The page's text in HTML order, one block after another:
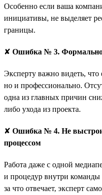
Особенно если ваша
инициативы, не выделяет
границы.
✘ Ошибка № 3. Формально
Эксперту важно видеть, что
но и профессионально.
одна из главных причин
либо ухода из проекта.
✘ Ошибка № 4. Не
процессом
Работа даже с одной
и процедур внутри команды
за что отвечает, эксперт